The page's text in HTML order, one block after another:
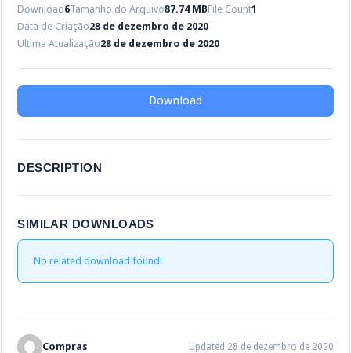
Download 6Tamanho do Arquivo87.74 MBFile Count1
Data de Criação28 de dezembro de 2020
Ultima Atualização28 de dezembro de 2020
Download
DESCRIPTION
SIMILAR DOWNLOADS
No related download found!
Compras Updated 28 de dezembro de 2020